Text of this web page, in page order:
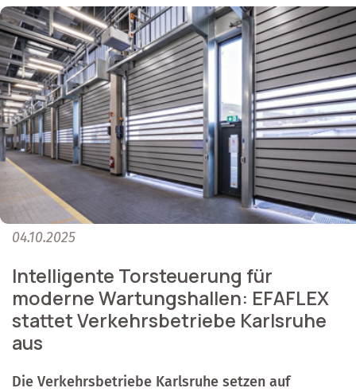
04.10.2025
Intelligente Torsteuerung für
moderne Wartungshallen: EFAFLEX
stattet Verkehrsbetriebe Karlsruhe
aus
Die Verkehrsbetriebe Karlsruhe setzen auf